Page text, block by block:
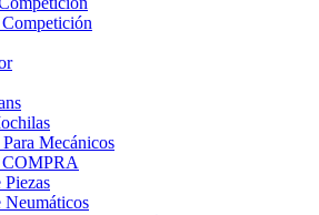
Mecánicos
Neumáticos